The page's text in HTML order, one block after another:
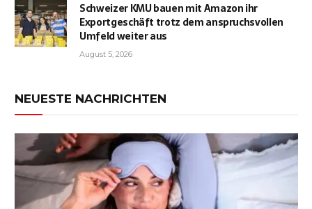
Schweizer KMU bauen mit Amazon ihr
Exportgeschäft trotz dem anspruchsvollen
Umfeld weiter aus
August 5, 2026
NEUESTE NACHRICHTEN